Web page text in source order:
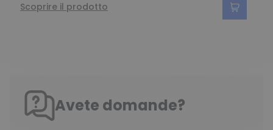
Scoprire il prodotto
Avete domande?